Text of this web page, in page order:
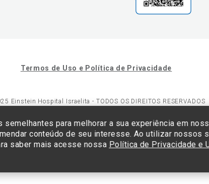
Termos de Uso e Política de Privacidade
Einstein Hospital Israelita - TODOS OS DIREITOS RESERVADOS
para melhorar a sua experiência em
conteúdo de seu interesse. Ao utilizar nossos
saber mais acesse nossa Política de Privacidade e